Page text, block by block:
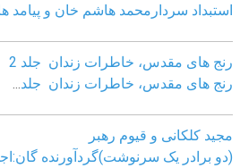
استبداد سردارمحمد هاشم خان و پیامد
رنج های مقدس، خاطرات زندان جلد 2
رنج های مقدس، خاطرات زندان جلد
مجید کلکانی و قیوم رهبر
(دو برادر یک سرنوشت)گردآورنده